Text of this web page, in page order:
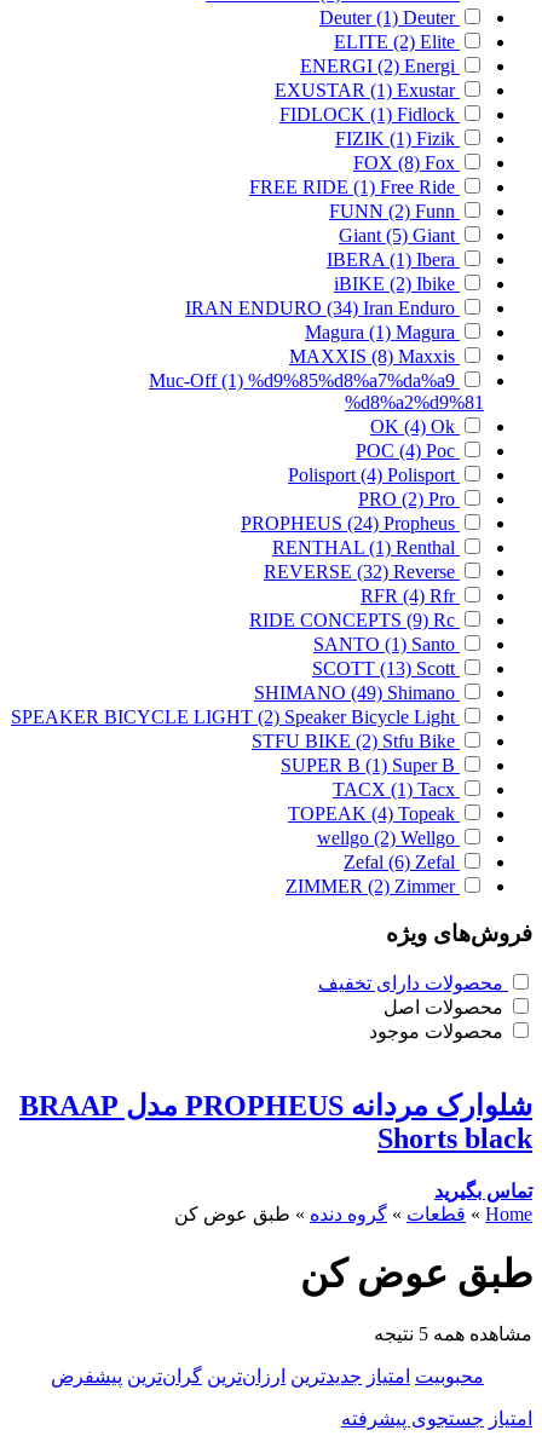
Deuter (1) Deuter
ELITE (2) Elite
ENERGI (2) Energi
EXUSTAR (1) Exustar
FIDLOCK (1) Fidlock
FIZIK (1) Fizik
FOX (8) Fox
FREE RIDE (1) Free Ride
FUNN (2) Funn
Giant (5) Giant
IBERA (1) Ibera
iBIKE (2) Ibike
IRAN ENDURO (34) Iran Enduro
Magura (1) Magura
MAXXIS (8) Maxxis
Muc-Off (1) %d9%85%d8%a7%da%a9
%d8%a2%d9%81
OK (4) Ok
POC (4) Poc
Polisport (4) Polisport
PRO (2) Pro
PROPHEUS (24) Propheus
RENTHAL (1) Renthal
REVERSE (32) Reverse
RFR (4) Rfr
RIDE CONCEPTS (9) Rc
SANTO (1) Santo
SCOTT (13) Scott
SHIMANO (49) Shimano
SPEAKER BICYCLE LIGHT (2) Speaker Bicycle Light
STFU BIKE (2) Stfu Bike
SUPER B (1) Super B
TACX (1) Tacx
TOPEAK (4) Topeak
wellgo (2) Wellgo
Zefal (6) Zefal
ZIMMER (2) Zimmer
فروش‌های ویژه
محصولات دارای تخفیف
محصولات اصل
محصولات موجود
شلوارک مردانه PROPHEUS مدل BRAAP
Shorts black
تماس بگیرید
Home
» قطعات » گروه دنده » طبق عوض کن
طبق عوض کن
مشاهده همه 5 نتیجه
محبوبیت امتیاز جدیدترین ارزان‌ترین گران‌ترین پیشفرض
امتیاز جستجوی پیشرفته